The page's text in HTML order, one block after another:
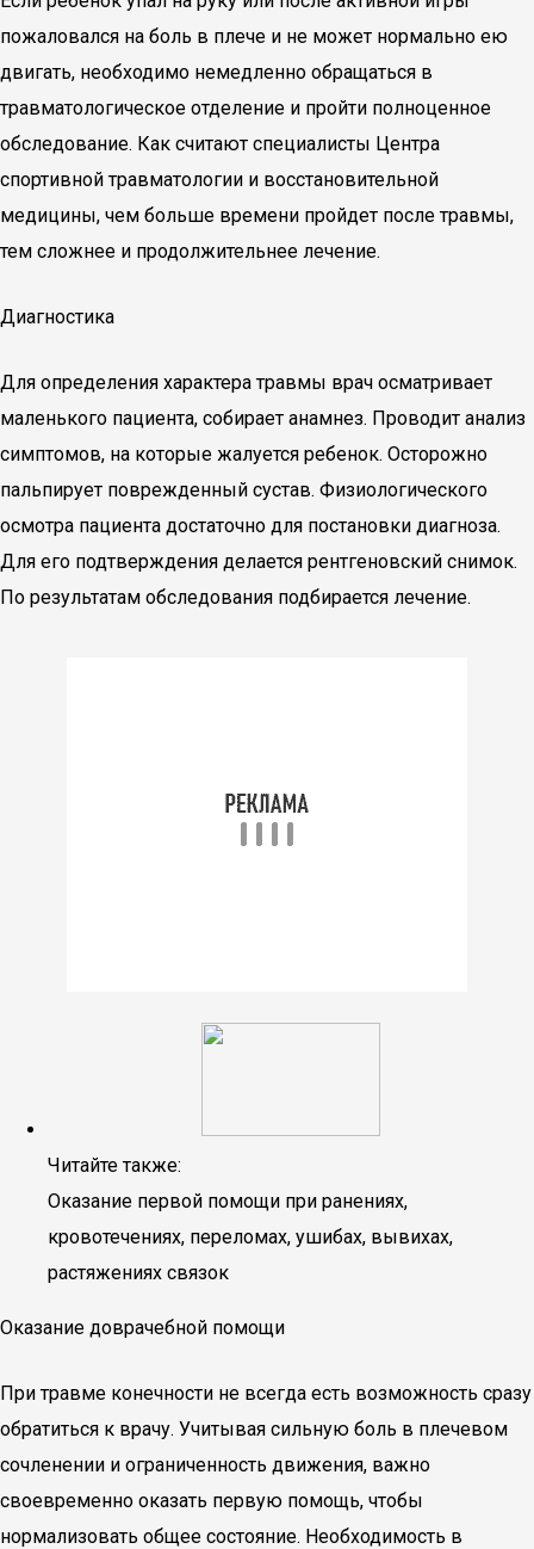
пожаловался на боль в плече и не может нормально ею
двигать, необходимо немедленно обращаться в
травматологическое отделение и пройти полноценное
обследование. Как считают специалисты Центра
спортивной травматологии и восстановительной
медицины, чем больше времени пройдет после травмы,
тем сложнее и продолжительнее лечение.
Диагностика
Для определения характера травмы врач осматривает
маленького пациента, собирает анамнез. Проводит анализ
симптомов, на которые жалуется ребенок. Осторожно
пальпирует поврежденный сустав. Физиологического
осмотра пациента достаточно для постановки диагноза.
Для его подтверждения делается рентгеновский снимок.
По результатам обследования подбирается лечение.
Читайте также:
Оказание первой помощи при ранениях,
кровотечениях, переломах, ушибах, вывихах,
растяжениях связок
Оказание доврачебной помощи
При травме конечности не всегда есть возможность сразу
обратиться к врачу. Учитывая сильную боль в плечевом
сочленении и ограниченность движения, важно
своевременно оказать первую помощь, чтобы
нормализовать общее состояние. Необходимость в